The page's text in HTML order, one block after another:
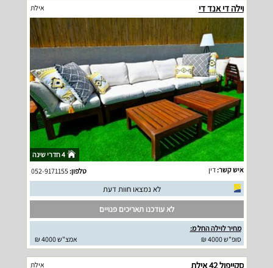
וילה די אנד די אילת
4 חדרי שינה
איש קשר:דין טלפון:052-9171155
לא נמצאו חוות דעת
לא עודכנו תאריכים פנויים
מחיר לוילה החל מ:
סופ"ש 4000 ₪
אמצ"ש 4000 ₪
סקייפול 42 אילת אילת